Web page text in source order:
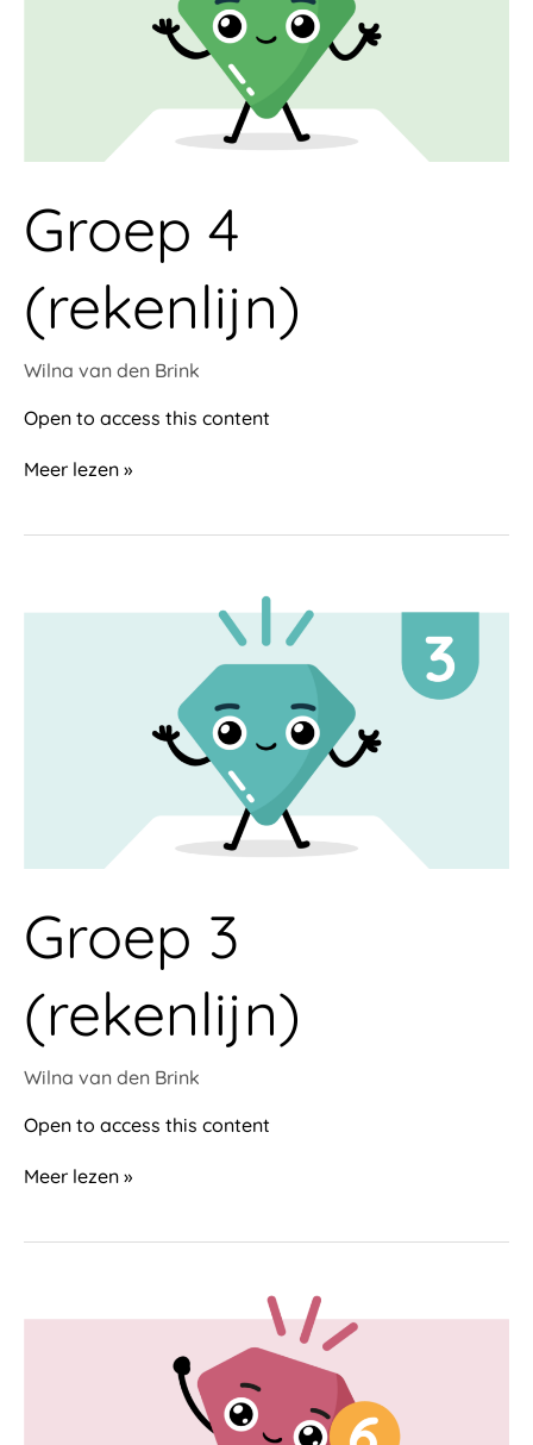
Groep 4
(rekenlijn)
Wilna van den Brink
Open to access this content
Meer lezen »
Groep 3
(rekenlijn)
Wilna van den Brink
Open to access this content
3
Meer lezen »
6